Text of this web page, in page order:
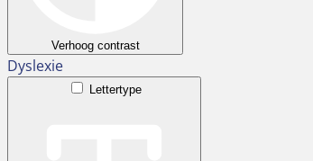
Verhoog contrast
Dyslexie
Lettertype